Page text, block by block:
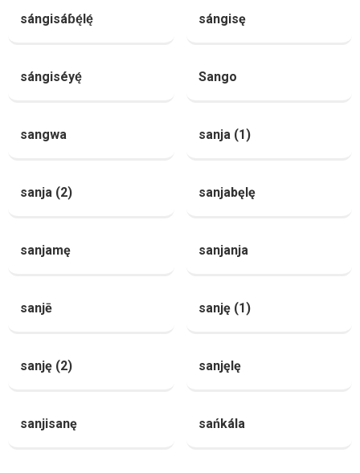
sángisáɓę́lę́ sángisę
sángiséyę́ Sango
sangwa sanja (1)
sanja (2) sanjabęlę
sanjamę sanjanja
sanjē sanję (1)
sanję (2) sanjęlę
sanjisanę sańkála